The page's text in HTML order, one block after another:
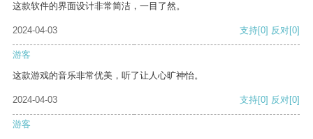
这款软件的界面设计非常简洁，一目了然。
2024-04-03 支持[0] 反对[0]
游客
这款游戏的音乐非常优美，听了让人心旷神怡。
2024-04-03 支持[0] 反对[0]
游客